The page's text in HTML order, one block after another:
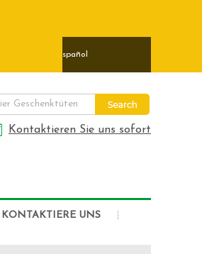
Español
Kontaktieren Sie uns sofort
KONTAKTIERE UNS